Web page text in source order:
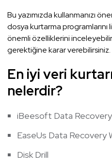
Bu yazımızda kullanmanızı
dosya kurtarma programlarını
önemli özelliklerini
gerektiğine karar verebilirsiniz.
En iyi veri
nelerdir?
iBeesoft Data Recovery
EaseUs Data Recovery
Disk Drill